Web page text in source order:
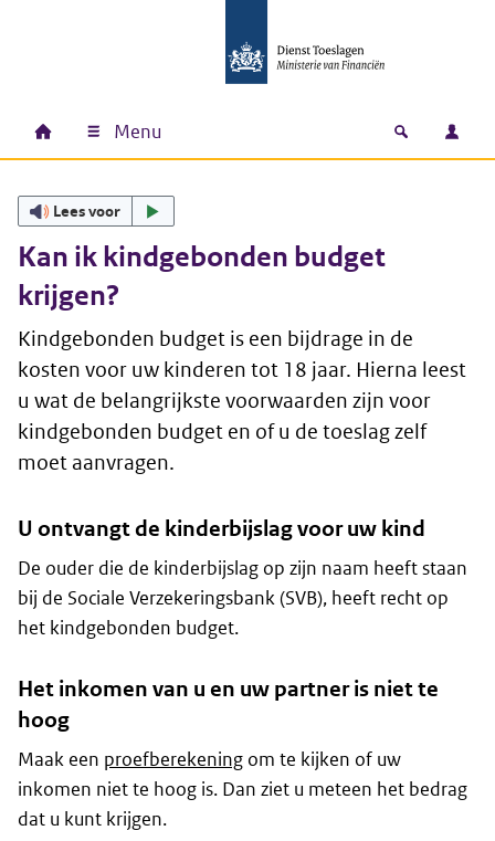
Hoofdnavigatie
Home Menu Open
Lees voor
Kan ik kindgebonden budget
krijgen?
Kindgebonden budget is een bijdrage in de
kosten voor uw kinderen tot 18 jaar. Hierna leest
u wat de belangrijkste voorwaarden zijn voor
kindgebonden budget en of u de toeslag zelf
moet aanvragen.
U ontvangt de kinderbijslag voor uw kind
De ouder die de kinderbijslag op zijn naam heeft staan
bij de Sociale Verzekeringsbank (SVB), heeft recht op
het kindgebonden budget.
Het inkomen van u en uw partner is niet te
hoog
Maak een proefberekening om te kijken of uw
inkomen niet te hoog is. Dan ziet u meteen het bedrag
dat u kunt krijgen.